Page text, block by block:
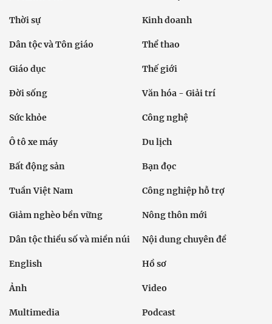
Thời sự Kinh doanh
Dân tộc và Tôn giáo Thể thao
Giáo dục Thế giới
Đời sống Văn hóa - Giải trí
Sức khỏe Công nghệ
Ô tô xe máy Du lịch
Bất động sản Bạn đọc
Tuần Việt Nam Công nghiệp hỗ trợ
Giảm nghèo bền vững Nông thôn mới
Dân tộc thiểu số và miền núi Nội dung chuyên đề
English Hồ sơ
Ảnh Video
Multimedia Podcast